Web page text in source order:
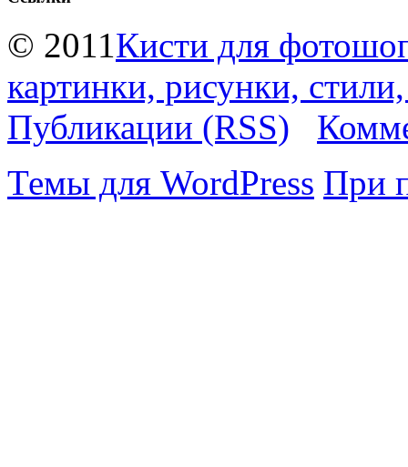
© 2011Кисти для
картинки, рисунки,
Публикации (RSS)
Темы для WordPress При